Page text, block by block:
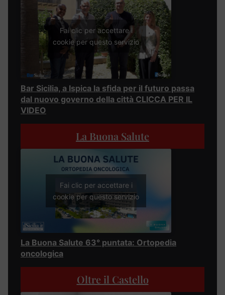
Fai clic per accettare i
cookie per questo servizio
Bar Sicilia, a Ispica la sfida per il futuro passa
dal nuovo governo della città CLICCA PER IL
VIDEO
La Buona Salute
Fai clic per accettare i
cookie per questo servizio
La Buona Salute 63° puntata: Ortopedia
oncologica
Oltre il Castello